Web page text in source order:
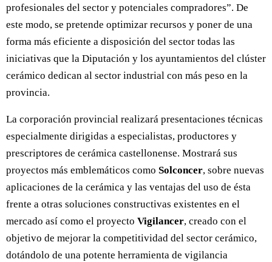
profesionales del sector y potenciales compradores”. De
este modo, se pretende optimizar recursos y poner de una
forma más eficiente a disposición del sector todas las
iniciativas que la Diputación y los ayuntamientos del clúster
cerámico dedican al sector industrial con más peso en la
provincia.
La corporación provincial realizará presentaciones técnicas
especialmente dirigidas a especialistas, productores y
prescriptores de cerámica castellonense. Mostrará sus
proyectos más emblemáticos como Solconcer, sobre nuevas
aplicaciones de la cerámica y las ventajas del uso de ésta
frente a otras soluciones constructivas existentes en el
mercado así como el proyecto Vigilancer, creado con el
objetivo de mejorar la competitividad del sector cerámico,
dotándolo de una potente herramienta de vigilancia